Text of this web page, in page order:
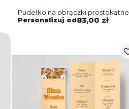
Pudełko na obrączki prostokątne
naturalne - Retro Style Motyw 1
Personalizuj od83,00 zł